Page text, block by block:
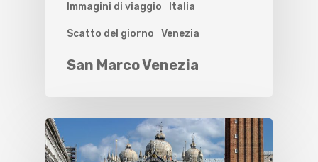
Immagini di viaggio Italia
Scatto del giorno Venezia
San Marco Venezia